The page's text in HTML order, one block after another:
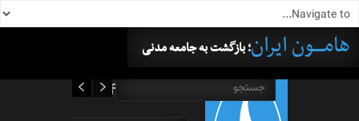
هامــــون ایران؛ بازگشت به جامعه مدنی